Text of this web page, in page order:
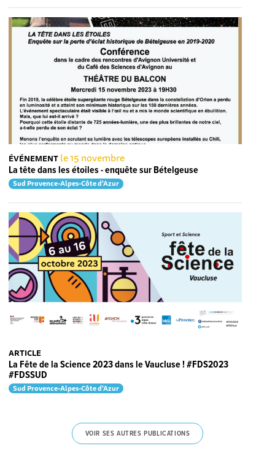
ÉVÉNEMENT le 15 novembre
La tête dans les étoiles - enquête sur Bételgeuse
Sud Provence-Alpes-Côte d'Azur
ARTICLE
La Fête de la Science 2023 dans le Vaucluse ! #FDS2023
#FDSSUD
Sud Provence-Alpes-Côte d'Azur
VOIR SES AUTRES PUBLICATIONS